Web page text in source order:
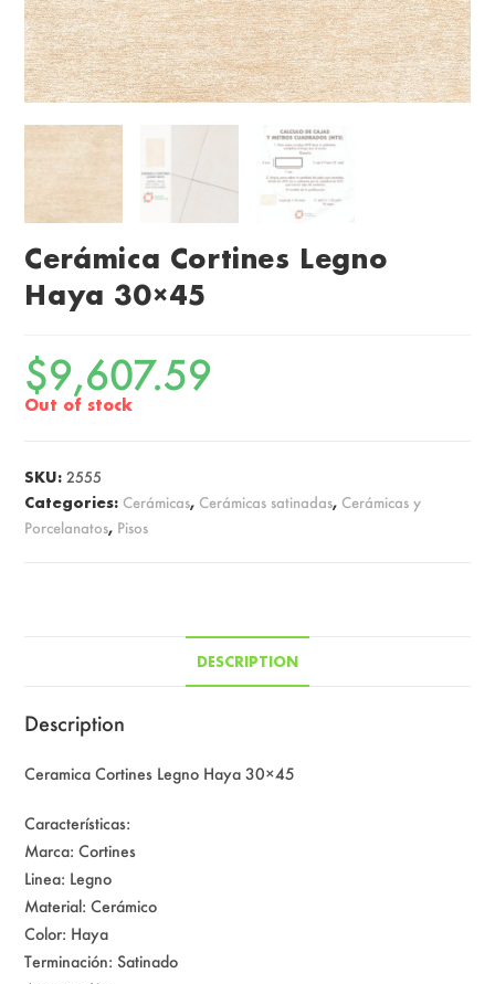
Cerámica Cortines Legno
Haya 30×45
$9,607.59
Out of stock
SKU:2555
Categories: Cerámicas, Cerámicas satinadas, Cerámicas y
Porcelanatos, Pisos
DESCRIPTION
Description
Ceramica Cortines Legno Haya 30×45
Características:
Marca: Cortines
Linea: Legno
Material: Cerámico
Color: Haya
Terminación: Satinado